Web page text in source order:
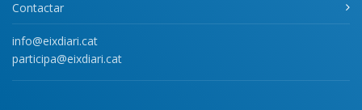
Contactar
info@eixdiari.cat
participa@eixdiari.cat